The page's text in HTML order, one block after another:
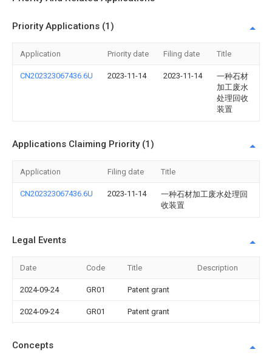
Priority Applications (1)
Application Priority date Filing date Title
CN202323067436.6U 2023-11-14 2023-11-14
一种石材
加工废水
处理回收
装置
Applications Claiming Priority (1)
Application Filing date Title
CN202323067436.6U 2023-11-14
一种石材加工废水处理回
收装置
Legal Events
Date Code Title Description
2024-09-24 GR01 Patent grant
2024-09-24 GR01 Patent grant
Concepts